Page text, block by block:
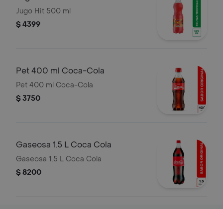
Jugo Hit 500 ml
$ 4399
Pet 400 ml Coca-Cola
Pet 400 ml Coca-Cola
$ 3750
Gaseosa 1.5 L Coca Cola
Gaseosa 1.5 L Coca Cola
$ 8200